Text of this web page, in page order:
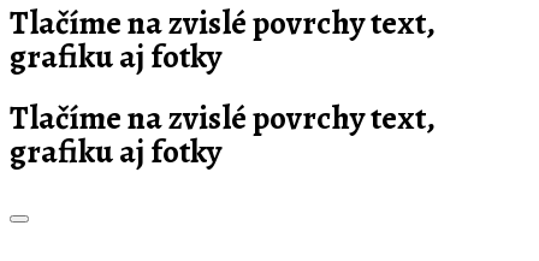
Tlačíme na zvislé povrchy text,
grafiku aj fotky
Tlačíme na zvislé povrchy text,
grafiku aj fotky